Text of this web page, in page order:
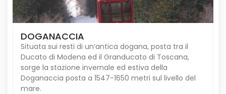
DOGANACCIA
Situata sui resti di un’antica dogana, posta tra il
Ducato di Modena ed il Granducato di Toscana,
sorge la stazione invernale ed estiva della
Doganaccia posta a 1547-1650 metri sul livello del
mare.